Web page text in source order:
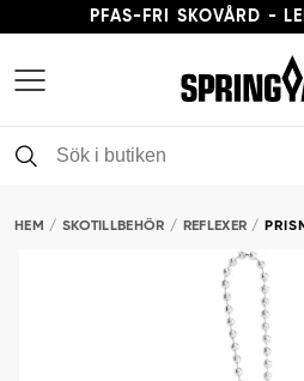
PFAS-FRI SKOVÅRD -
LEVERANSTID 3-5
HEM SKOTILLBEHÖR REFLEXER